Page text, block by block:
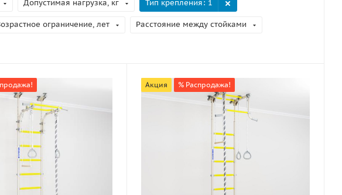
Допустимая нагрузка, кг Тип крепления: 1
ограничение, лет Расстояние между стойками
Акция % Распродажа!